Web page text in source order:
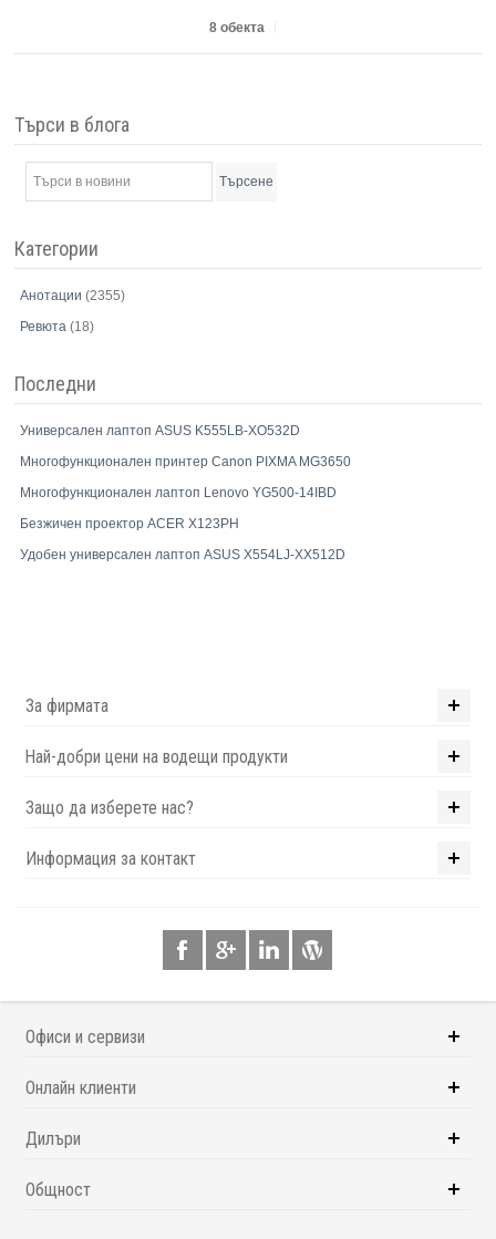
8 обекта
Търси в блога
Търсене
Категории
Анотации(2355)
Ревюта(18)
Последни
Универсален лаптоп ASUS K555LB-XO532D
Многофункционален принтер Canon PIXMA MG3650
Многофункционален лаптоп Lenovo YG500-14IBD
Безжичен проектор ACER X123PH
Удобен универсален лаптоп ASUS X554LJ-XX512D
За фирмата
Най-добри цени на водещи продукти
Защо да изберете нас?
Информация за контакт
Офиси и сервизи
Онлайн клиенти
Дилъри
Общност